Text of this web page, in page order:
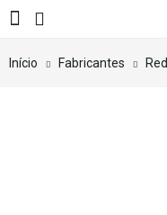
Início Fabricantes Red